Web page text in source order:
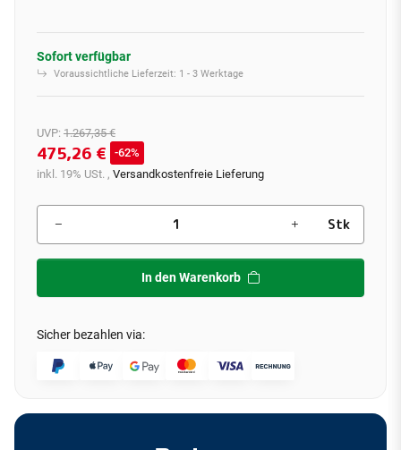
Sofort verfügbar
Voraussichtliche Lieferzeit: 1 - 3 Werktage
UVP: 1.267,35 €
475,26 €
62%
inkl. 19% USt. , Versandkostenfreie Lieferung
Stk
In den Warenkorb
Sicher bezahlen via: